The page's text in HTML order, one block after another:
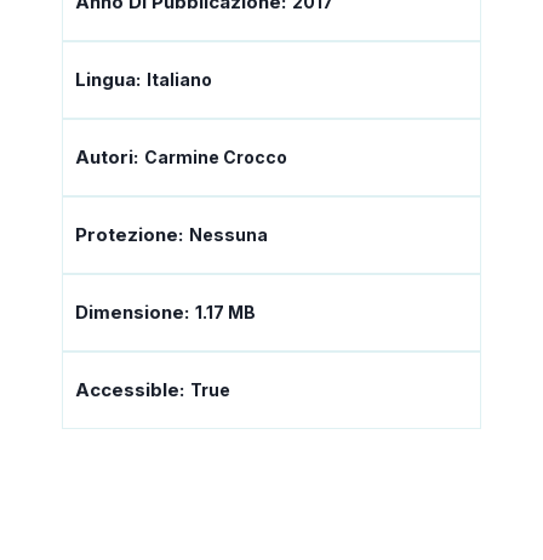
Lingua: Italiano
Autori: Carmine Crocco
Protezione: Nessuna
Dimensione: 1.17 MB
Accessible: True